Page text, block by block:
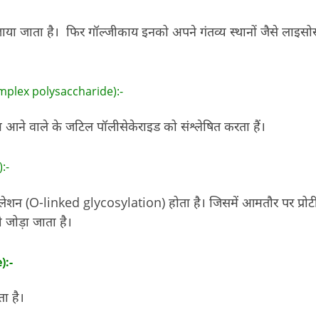
जाता है। फिर गॉल्जीकाय इनको अपने गंतव्य स्थानों जैसे
polysaccharide):-
आने वाले के जटिल पॉलीसेकेराइड को संश्लेषित करता हैं।
(O-linked glycosylation) होता है। जिसमें आमतौर पर
जाता है।
है।